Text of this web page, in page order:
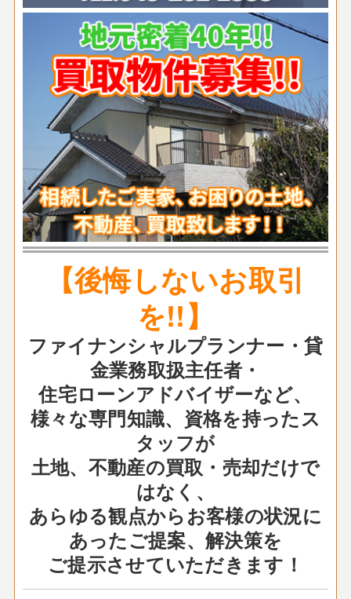
【後悔しないお取引
を!!】
ファイナンシャルプランナー・貸
金業務取扱主任者・
住宅ローンアドバイザーなど、
様々な専門知識、資格を持ったス
タッフが
土地、不動産の買取・売却だけで
はなく、
あらゆる観点からお客様の状況に
あったご提案、解決策を
ご提示させていただきます！